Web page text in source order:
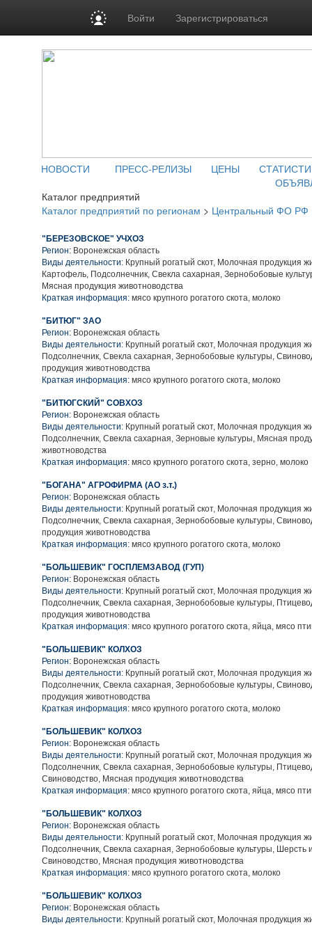
Войти Зарегистрироваться
НОВОСТИ ПРЕСС-РЕЛИЗЫ ЦЕНЫ
Каталог предприятий
Каталог предприятий по регионам > Центральный ФО РФ
"БЕРЕЗОВСКОЕ" УЧХОЗ
Регион: Воронежская область
Виды деятельности: Крупный рогатый скот, Молочная продукция
Картофель, Подсолнечник, Свекла сахарная, Зернобобовые
Мясная продукция животноводства
Краткая информация: мясо крупного рогатого скота, молоко
"БИТЮГ" ЗАО
Регион: Воронежская область
Виды деятельности: Крупный рогатый скот, Молочная продукция
Подсолнечник, Свекла сахарная, Зернобобовые культуры,
продукция животноводства
Краткая информация: мясо крупного рогатого скота, молоко
"БИТЮГСКИЙ" СОВХОЗ
Регион: Воронежская область
Виды деятельности: Крупный рогатый скот, Молочная продукция
Подсолнечник, Свекла сахарная, Зерновые культуры, Мясная
животноводства
Краткая информация: мясо крупного рогатого скота, зерно, молоко
"БОГАНА" АГРОФИРМА (АО з.т.)
Регион: Воронежская область
Виды деятельности: Крупный рогатый скот, Молочная продукция
Подсолнечник, Свекла сахарная, Зернобобовые культуры,
продукция животноводства
Краткая информация: мясо крупного рогатого скота, молоко
"БОЛЬШЕВИК" ГОСПЛЕМЗАВОД (ГУП)
Регион: Воронежская область
Виды деятельности: Крупный рогатый скот, Молочная продукция
Подсолнечник, Свекла сахарная, Зернобобовые культуры,
продукция животноводства
Краткая информация: мясо крупного рогатого скота, яйца, мясо
"БОЛЬШЕВИК" КОЛХОЗ
Регион: Воронежская область
Виды деятельности: Крупный рогатый скот, Молочная продукция
Подсолнечник, Свекла сахарная, Зернобобовые культуры,
продукция животноводства
Краткая информация: мясо крупного рогатого скота, молоко
"БОЛЬШЕВИК" КОЛХОЗ
Регион: Воронежская область
Виды деятельности: Крупный рогатый скот, Молочная продукция
Подсолнечник, Свекла сахарная, Зернобобовые культуры,
Свиноводство, Мясная продукция животноводства
Краткая информация: мясо крупного рогатого скота, яйца, мясо
"БОЛЬШЕВИК" КОЛХОЗ
Регион: Воронежская область
Виды деятельности: Крупный рогатый скот, Молочная продукция
Подсолнечник, Свекла сахарная, Зернобобовые культуры, Шерсть
Свиноводство, Мясная продукция животноводства
Краткая информация: мясо крупного рогатого скота, молоко
"БОЛЬШЕВИК" КОЛХОЗ
Регион: Воронежская область
Виды деятельности: Крупный рогатый скот, Молочная продукция